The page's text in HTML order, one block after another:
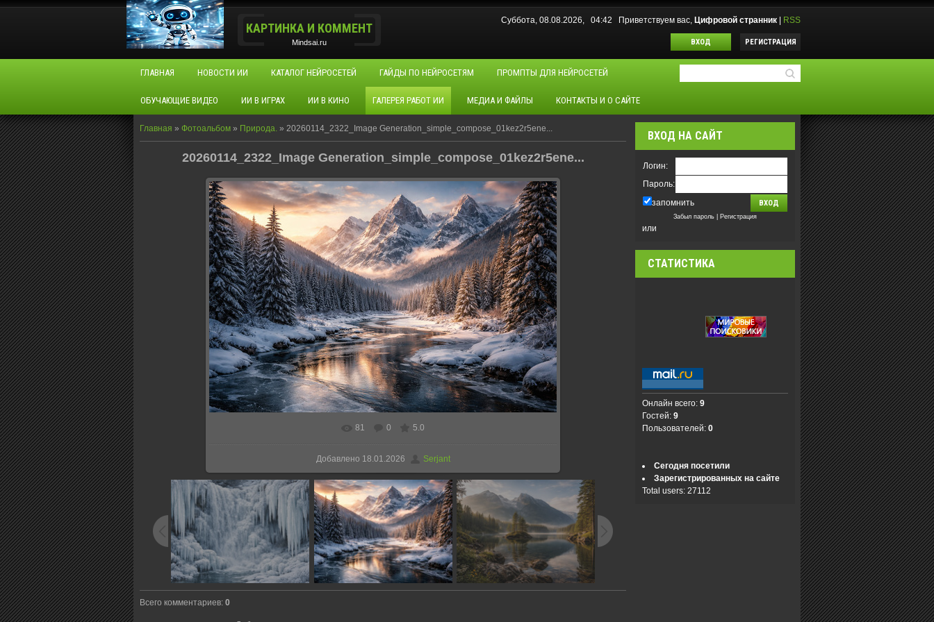
КАРТИНКА И КОММЕНТ
Mindsai.ru
Суббота, 08.08.2026, 04:42 Приветствуем вас, Цифровой странник RSS
ВХОД РЕГИСТРАЦИЯ
ГЛАВНАЯ НОВОСТИ ИИ КАТАЛОГ НЕЙРОСЕТЕЙ ГАЙДЫ ПО НЕЙРОСЕТЯМ ПРОМПТЫ ДЛЯ НЕЙРОСЕТЕЙ
ОБУЧАЮЩИЕ ВИДЕО ИИ В ИГРАХ ИИ В КИНО ГАЛЕРЕЯ РАБОТ ИИ МЕДИА И ФАЙЛЫ КОНТАКТЫ И О САЙТЕ
Главная » Фотоальбом » Природа. » 20260114_2322_Image Generation_simple_compose_01kez2r5ene...
20260114_2322_Image Generation_simple_compose_01kez2r5ene...
В реальном размере 1536x1024
81 0 5.0
Добавлено 18.01.2026 Serjant
Всего комментариев: 0
ВХОД НА САЙТ
Логин:
Пароль:
запомнить
Забыл пароль Регистрация
или
СТАТИСТИКА
Онлайн всего: 9
Гостей: 9
Пользователей: 0
Сегодня посетили
Зарегистрированных на сайте
Total users: 27112